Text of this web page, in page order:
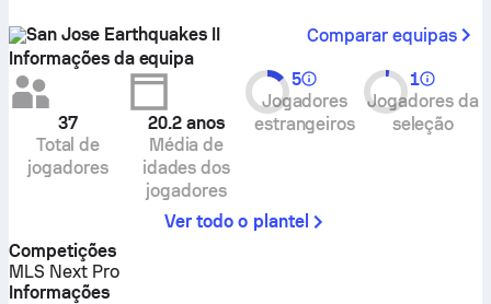
San Jose Earthquakes II
Comparar equipas
Informações da equipa
37
Total de
jogadores
20.2 anos
Média de
idades dos
jogadores
5
Jogadores
estrangeiros
1
Jogadores da
seleção
Ver todo o plantel
Competições
MLS Next Pro
Informações